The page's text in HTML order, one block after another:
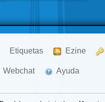
Etiquetas Ezine
Webchat Ayuda